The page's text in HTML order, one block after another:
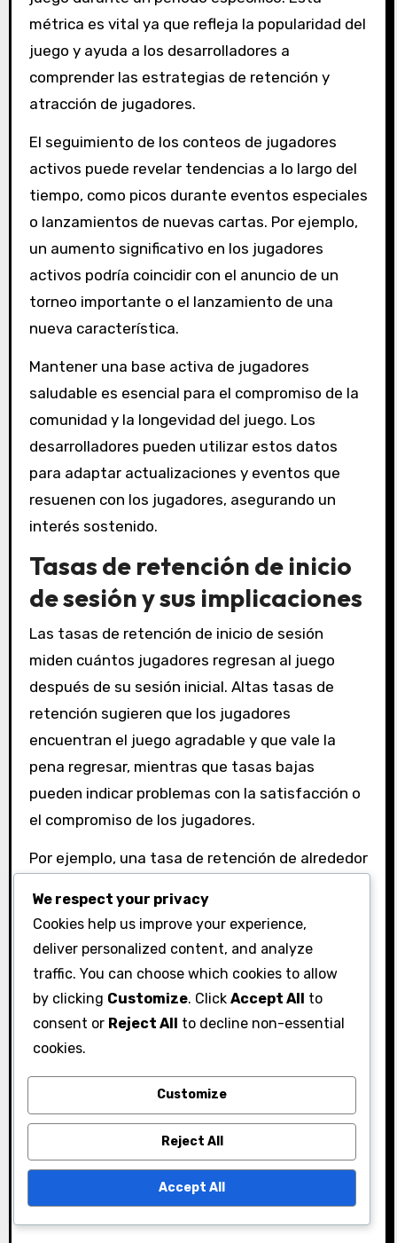
métrica es vital ya que refleja la popularidad del
juego y ayuda a los desarrolladores a
comprender las estrategias de retención y
atracción de jugadores.
El seguimiento de los conteos de jugadores
activos puede revelar tendencias a lo largo del
tiempo, como picos durante eventos especiales
o lanzamientos de nuevas cartas. Por ejemplo,
un aumento significativo en los jugadores
activos podría coincidir con el anuncio de un
torneo importante o el lanzamiento de una
nueva característica.
Mantener una base activa de jugadores
saludable es esencial para el compromiso de la
comunidad y la longevidad del juego. Los
desarrolladores pueden utilizar estos datos
para adaptar actualizaciones y eventos que
resuenen con los jugadores, asegurando un
interés sostenido.
Tasas de retención de inicio
de sesión y sus implicaciones
Las tasas de retención de inicio de sesión
miden cuántos jugadores regresan al juego
después de su sesión inicial. Altas tasas de
retención sugieren que los jugadores
encuentran el juego agradable y que vale la
pena regresar, mientras que tasas bajas
pueden indicar problemas con la satisfacción o
el compromiso de los jugadores.
Por ejemplo, una tasa de retención de alrededor
considera saludable para los juegos móviles.
Los desarrolladores deben implementar
características que animen a los jugadores a
iniciar sesión regularmente, como recompensas
diarias o eventos por tiempo limitado.
Comprender los factores que influyen en la
retención puede ayudar a los desarrolladores a
abordar posibles inconvenientes. Encuestas
regulares o retroalimentación de la comunidad
pueden proporcionar información sobre lo que
mantiene a los jugadores regresando o lo que
We respect your privacy
Cookies help us improve your experience,
deliver personalized content, and analyze
traffic. You can choose which cookies to allow
by clicking Customize. Click Accept All to
consent or Reject All to decline non-essential
cookies.
Customize
Reject All
Accept All